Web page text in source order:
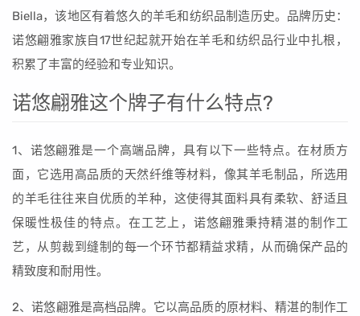
Biella，该地区有着悠久的羊毛和纺织品制造历史。品牌历史：
诺悠翩雅家族自17世纪起就开始在羊毛和纺织品行业中扎根，
积累了丰富的经验和专业知识。
诺悠翩雅这个牌子有什么特点?
1、诺悠翩雅是一个高端品牌，具有以下一些特点。在材质方
面，它选用高品质的天然纤维等材料，像其羊毛制品，所选用
的羊毛往往来自优质的羊种，这使得其面料具有柔软、舒适且
保暖性极佳的特点。在工艺上，诺悠翩雅秉持精湛的制作工
艺，从剪裁到缝制的每一个环节都精益求精，从而确保产品的
精致度和耐用性。
2、诺悠翩雅是高档品牌。它以高品质的原材料、精湛的制作工